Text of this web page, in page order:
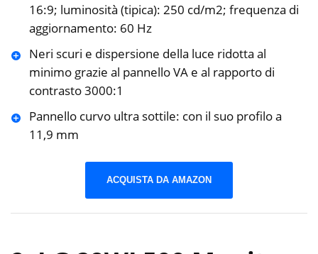
16:9; luminosità (tipica): 250 cd/m2; frequenza di
aggiornamento: 60 Hz
Neri scuri e dispersione della luce ridotta al
minimo grazie al pannello VA e al rapporto di
contrasto 3000:1
Pannello curvo ultra sottile: con il suo profilo a
11,9 mm
ACQUISTA DA AMAZON